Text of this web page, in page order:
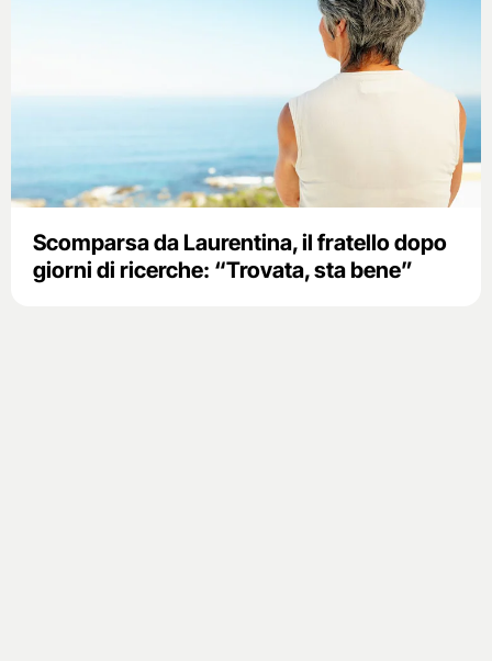
Scomparsa da Laurentina, il fratello dopo
giorni di ricerche: “Trovata, sta bene”